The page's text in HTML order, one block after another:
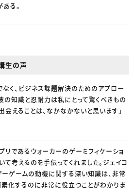
る。
生の声
く、ビジネス課題解決のためのアプロー
の知識と忍耐力は私にとって驚くべきもの
会えることは、なかなかないと思います」
リであるウォーカーのゲーミフィケーショ
考えるのを手伝ってくれました。ジェイコ
ーゲームの動機に関する深い知識は、非常
化するのに非常に役立つことがわかりま